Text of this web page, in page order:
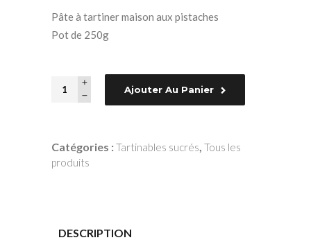
Pâte à tartiner maison aux pistaches
Pot de 250g
Quantity Ajouter Au Panier
Catégories :Tartinables sucrés Tous les
produits
DESCRIPTION